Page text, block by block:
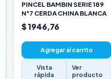
PINCEL BAMBIN SERIE 189
N°7 CERDA CHINA BLANCA
$ 1946,76
Agregar al carrito
Vista
rápida
Ver
producto